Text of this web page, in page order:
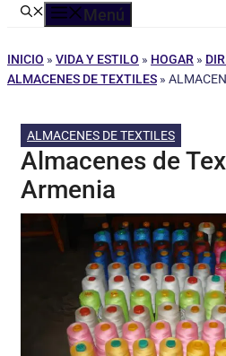
Menú
INICIO » VIDA Y ESTILO » HOGAR »
ALMACENES DE TEXTILES »
ALMACENES DE TEXTILES
Almacenes de
Armenia